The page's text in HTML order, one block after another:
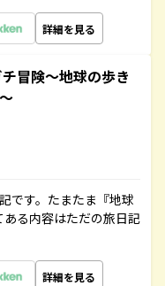
詳細を見る
冒険～地球の歩き
です。たまたま『地球
る内容はただの旅日記
詳細を見る